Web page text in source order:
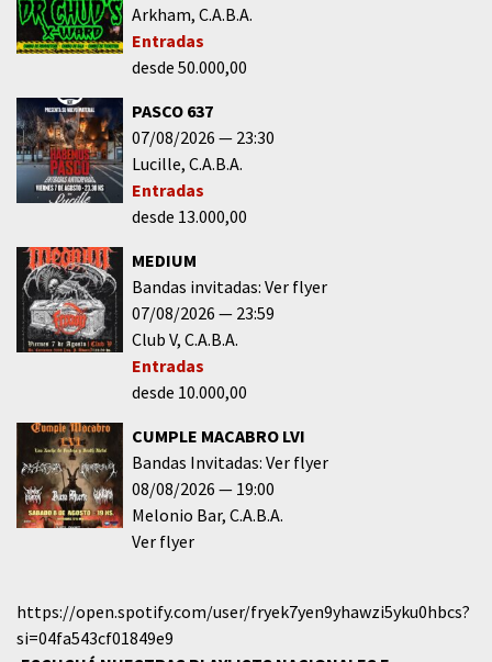
Arkham C.A.B.A.
Entradas
desde 50.000,00
PASCO 637
07/08/2026
23:30
Lucille C.A.B.A.
Entradas
desde 13.000,00
MEDIUM
Bandas invitadas: Ver flyer
07/08/2026
23:59
Club V C.A.B.A.
Entradas
desde 10.000,00
CUMPLE MACABRO LVI
Bandas Invitadas: Ver flyer
08/08/2026
19:00
Melonio Bar C.A.B.A.
Ver flyer
https://open.spotify.com/user/fryek7yen9yhawzi5yku0hbcs?
si=04fa543cf01849e9